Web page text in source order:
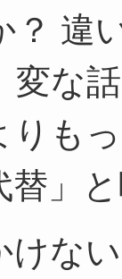
？ 違
変な
りも
替」
けな